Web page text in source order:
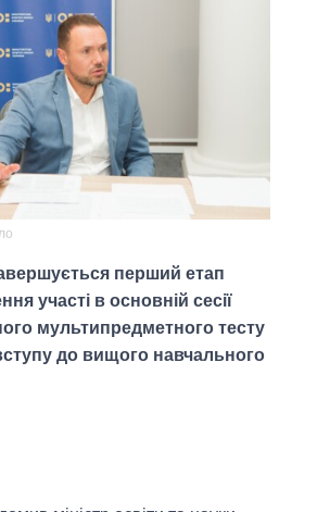
перший етап
участі в основній сесії
мультипредметного тесту
до вищого навчального